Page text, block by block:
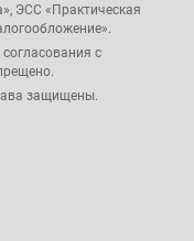
ЭСС «Практическая
с
защищены.